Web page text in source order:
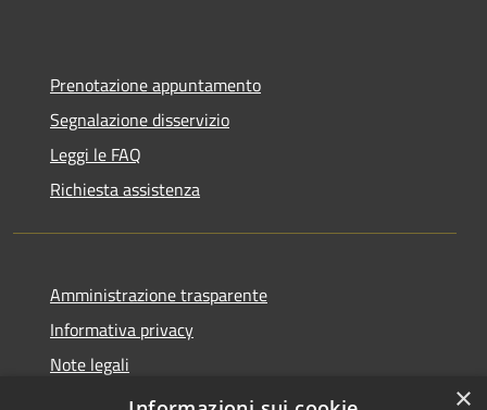
Prenotazione appuntamento
Segnalazione disservizio
Leggi le FAQ
Richiesta assistenza
Amministrazione trasparente
Informativa privacy
Note legali
Dichiarazione di accessibilità
×